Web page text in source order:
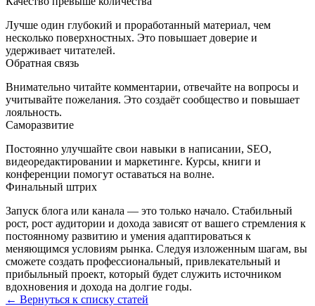
Лучше один глубокий и проработанный материал, чем
несколько поверхностных. Это повышает доверие и
удерживает читателей.
Обратная связь
Внимательно читайте комментарии, отвечайте на вопросы и
учитывайте пожелания. Это создаёт сообщество и повышает
лояльность.
Саморазвитие
Постоянно улучшайте свои навыки в написании, SEO,
видеоредактировании и маркетинге. Курсы, книги и
конференции помогут оставаться на волне.
Финальный штрих
Запуск блога или канала — это только начало. Стабильный
рост, рост аудитории и дохода зависят от вашего стремления к
постоянному развитию и умения адаптироваться к
меняющимся условиям рынка. Следуя изложенным шагам, вы
сможете создать профессиональный, привлекательный и
прибыльный проект, который будет служить источником
вдохновения и дохода на долгие годы.
← Вернуться к списку статей